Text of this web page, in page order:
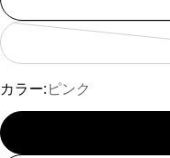
カラー:ピンク